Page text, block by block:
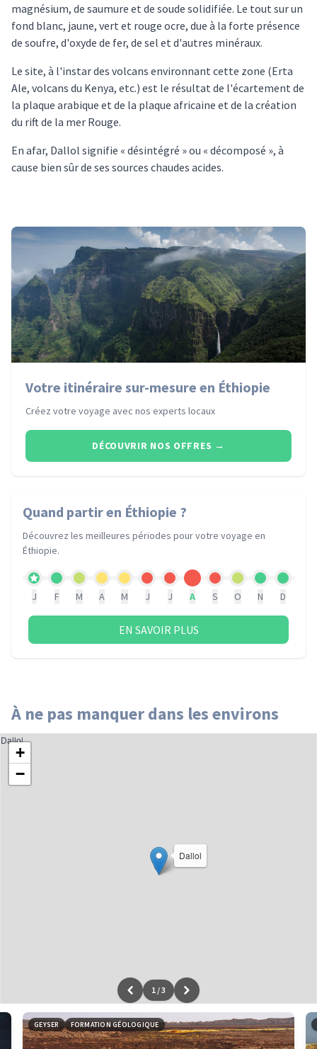
magnésium, de saumure et de soude solidifiée. Le tout sur un
fond blanc, jaune, vert et rouge ocre, due à la forte présence
de soufre, d'oxyde de fer, de sel et d'autres minéraux.
Le site, à l'instar des volcans environnant cette zone (Erta
Ale, volcans du Kenya, etc.) est le résultat de l'écartement de
la plaque arabique et de la plaque africaine et de la création
du rift de la mer Rouge.
En afar, Dallol signifie « désintégré » ou « décomposé », à
cause bien sûr de ses sources chaudes acides.
Votre itinéraire sur-mesure en Éthiopie
Créez votre voyage avec nos experts locaux
DÉCOUVRIR NOS OFFRES →
Quand partiren Éthiopie ?
Découvrez les meilleures périodes pour votre voyage en
Éthiopie.
J F M A M J J A S O N D
EN SAVOIR PLUS
À ne pas manquer dans les environs
Dallol
+
−
Leaflet|données ©OpenStreetMap/ODbL - renduOSM France
Dallol
1 /3
GEYSER FORMATION GÉOLOGIQUE